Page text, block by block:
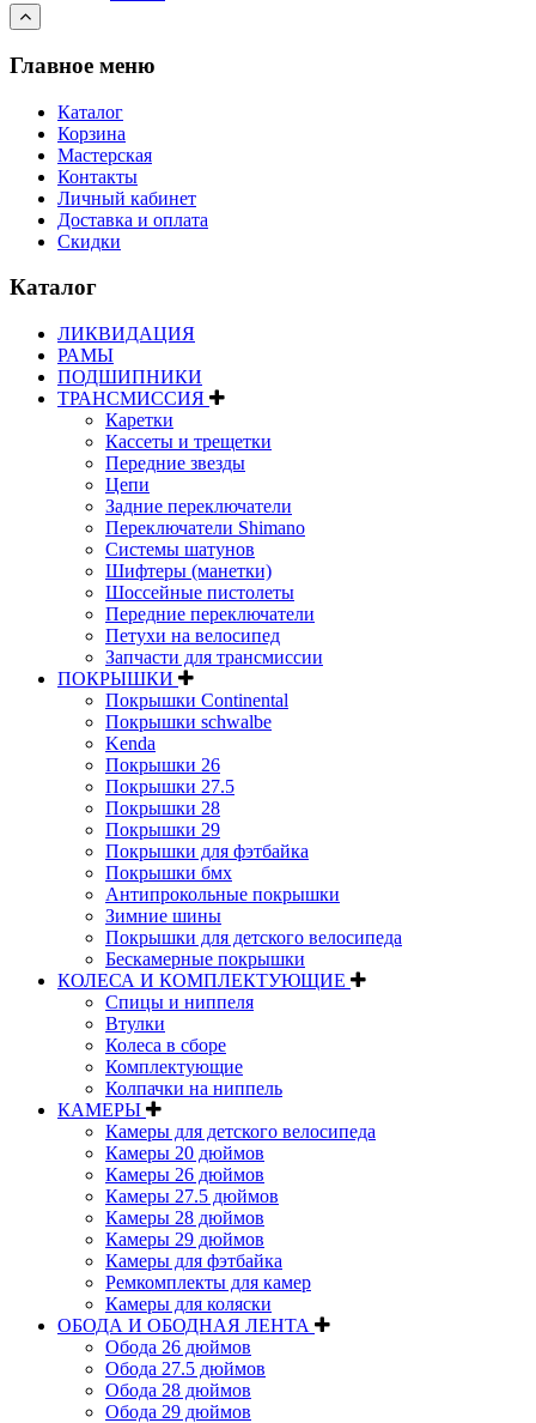
Главное меню
Каталог
Корзина
Мастерская
Контакты
Личный кабинет
Доставка и оплата
Скидки
Каталог
ЛИКВИДАЦИЯ
РАМЫ
ПОДШИПНИКИ
ТРАНСМИССИЯ
Каретки
Кассеты и трещетки
Передние звезды
Цепи
Задние переключатели
Переключатели Shimano
Системы шатунов
Шифтеры (манетки)
Шоссейные пистолеты
Передние переключатели
Петухи на велосипед
Запчасти для трансмиссии
ПОКРЫШКИ
Покрышки Continental
Покрышки schwalbe
Kenda
Покрышки 26
Покрышки 27.5
Покрышки 28
Покрышки 29
Покрышки для фэтбайка
Покрышки бмх
Антипрокольные покрышки
Зимние шины
Покрышки для детского велосипеда
Бескамерные покрышки
КОЛЕСА И КОМПЛЕКТУЮЩИЕ
Спицы и ниппеля
Втулки
Колеса в сборе
Комплектующие
Колпачки на ниппель
КАМЕРЫ
Камеры для детского велосипеда
Камеры 20 дюймов
Камеры 26 дюймов
Камеры 27.5 дюймов
Камеры 28 дюймов
Камеры 29 дюймов
Камеры для фэтбайка
Ремкомплекты для камер
Камеры для коляски
ОБОДА И ОБОДНАЯ ЛЕНТА
Обода 26 дюймов
Обода 27.5 дюймов
Обода 28 дюймов
Обода 29 дюймов